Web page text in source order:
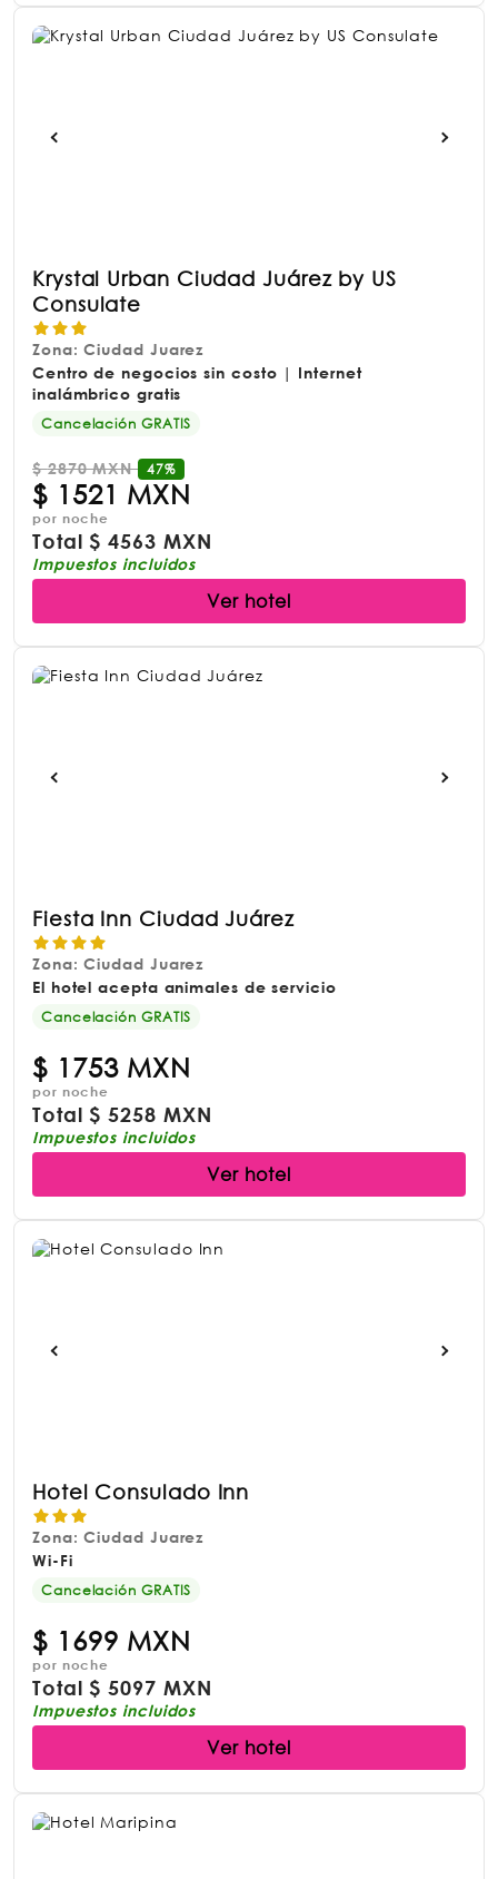
Krystal Urban Ciudad Juárez by US
Consulate
Zona: Ciudad Juarez
Centro de negocios sin costo | Internet
inalámbrico gratis
Cancelación GRATIS
$2870 MXN 47%
$ 1521 MXN
por noche
Total$4563 MXN
Impuestos incluidos
Ver hotel
Fiesta Inn Ciudad Juárez
Zona: Ciudad Juarez
El hotel acepta animales de servicio
Cancelación GRATIS
$ 1753 MXN
por noche
Total$5258 MXN
Impuestos incluidos
Ver hotel
Hotel Consulado Inn
Zona: Ciudad Juarez
Wi-Fi
Cancelación GRATIS
$ 1699 MXN
por noche
Total$5097 MXN
Impuestos incluidos
Ver hotel